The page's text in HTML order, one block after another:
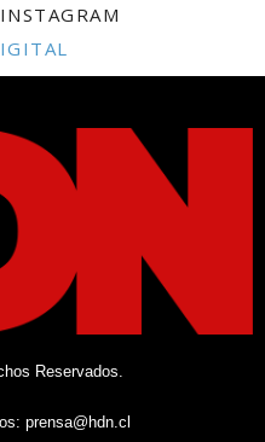
Reservados.
prensa@hdn.cl